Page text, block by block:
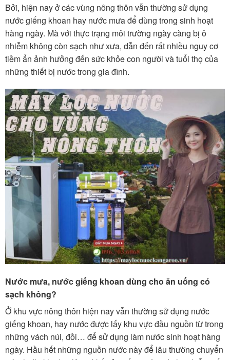
Bởi, hiện nay ở các vùng nông thôn vẫn thường sử dụng
nước giếng khoan hay nước mưa để dùng trong sinh hoạt
hàng ngày. Mà với thực trạng môi trường ngày càng bị ô
nhiễm không còn sạch như xưa, dẫn đến rất nhiều nguy cơ
tiềm ẩn ảnh hưởng đến sức khỏe con người và tuổi thọ của
những thiết bị nước trong gia đình.
Nước mưa, nước giếng khoan dùng cho ăn uống có
sạch không?
Ở khu vực nông thôn hiện nay vẫn thường sử dụng nước
giếng khoan, hay nước được lấy khu vực đầu nguồn từ trong
những vách núi, đồi… để sử dụng làm nước sinh hoạt hàng
ngày. Hầu hết những nguồn nước này để lâu thường chuyển